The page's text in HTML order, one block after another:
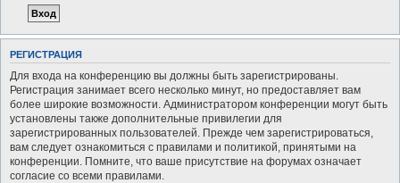
РЕГИСТРАЦИЯ
Для входа на конференцию вы должны быть зарегистрированы.
Регистрация занимает всего несколько минут, но предоставляет вам
более широкие возможности. Администратором конференции могут быть
установлены также дополнительные привилегии для
зарегистрированных пользователей. Прежде чем зарегистрироваться,
вам следует ознакомиться с правилами и политикой, принятыми на
конференции. Помните, что ваше присутствие на форумах означает
согласие со всеми правилами.